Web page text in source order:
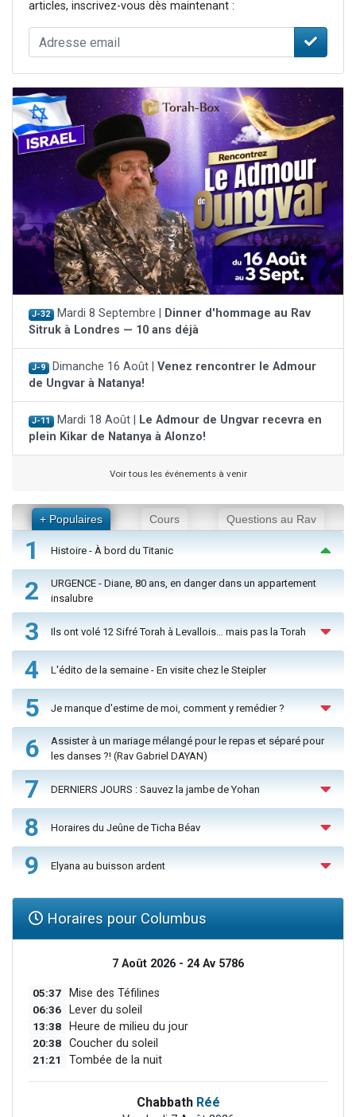
articles, inscrivez-vous dès maintenant :
J-32 Mardi 8 Septembre |
Dinner d'hommage au Rav
Sitruk à Londres — 10 ans déjà
J-9 Dimanche 16 Août | Venez rencontrer le Admour
de Ungvar à Natanya!
J-11 Mardi 18 Août |
Le Admour de Ungvar recevra en
plein Kikar de Natanya à Alonzo!
Voir tous les événements à venir
+ Populaires Cours Questions au Rav
1 Histoire - À bord du Titanic
2
URGENCE - Diane, 80 ans, en danger dans un appartement
insalubre
3 Ils ont volé 12 Sifré Torah à Levallois… mais pas la Torah
4 L'édito de la semaine - En visite chez le Steipler
5 Je manque d'estime de moi, comment y remédier ?
6
Assister à un mariage mélangé pour le repas et séparé pour
les danses ?! (Rav Gabriel DAYAN)
7 DERNIERS JOURS : Sauvez la jambe de Yohan
8 Horaires du Jeûne de Ticha Béav
9 Elyana au buisson ardent
Horaires pour Columbus
7 Août 2026 - 24 Av 5786
05:37 Mise des Téfilines
06:36 Lever du soleil
13:38 Heure de milieu du jour
20:38 Coucher du soleil
21:21 Tombée de la nuit
Chabbath Réé